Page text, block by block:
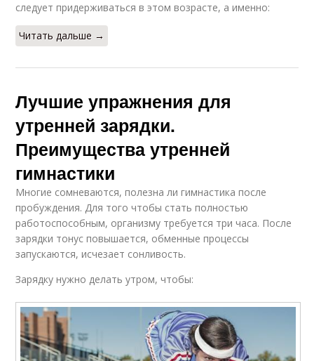
следует придерживаться в этом возрасте, а именно:
Читать дальше →
Лучшие упражнения для
утренней зарядки.
Преимущества утренней
гимнастики
Многие сомневаются, полезна ли гимнастика после
пробуждения. Для того чтобы стать полностью
работоспособным, организму требуется три часа. После
зарядки тонус повышается, обменные процессы
запускаются, исчезает сонливость.
Зарядку нужно делать утром, чтобы: